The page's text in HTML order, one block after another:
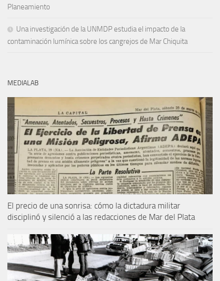
Planeamiento
Una investigación de la UNMDP estudia el impacto de la
contaminación lumínica sobre los cangrejos de Mar Chiquita
MEDIALAB
El precio de una sonrisa: cómo la dictadura militar
disciplinó y silenció a las redacciones de Mar del Plata